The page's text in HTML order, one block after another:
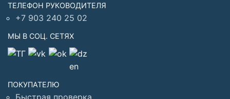
ТЕЛЕФОН РУКОВОДИТЕЛЯ
+7 903 240 25 02
МЫ В СОЦ. СЕТЯХ
ПОКУПАТЕЛЮ
Быстрая проверка